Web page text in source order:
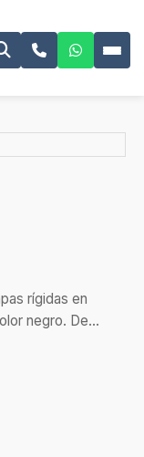
rígidas en
negro. De...